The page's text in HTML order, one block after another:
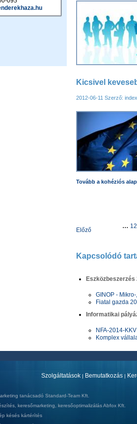
Kicsivel
2012-06-11 Szerző: index
Tovább a kohéziós
Előző
... 12
Kapcsolódó
Eszközbeszerzés
GINOP -
Fiatal gazda
Informatikai
NFA-2014-KKV
Komplex
Szolgáltatások | Bemutatkozás |
tanácsadó Standard-Team Kft.
keresőmarketing keresőoptimalizálásAbfox Kft.
késés kártérítés